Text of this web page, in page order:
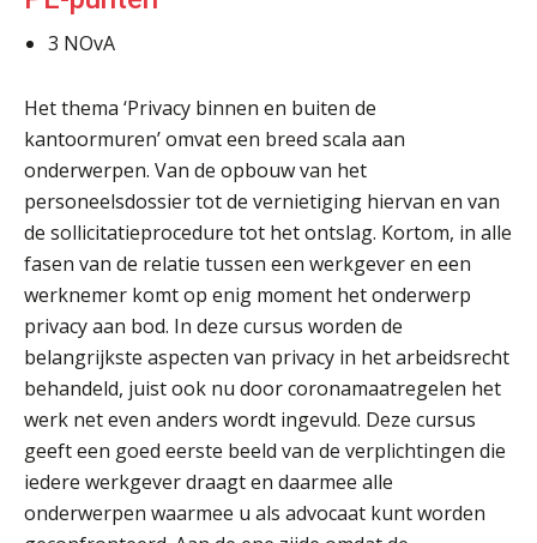
3 NOvA
Het thema ‘Privacy binnen en buiten de
kantoormuren’ omvat een breed scala aan
onderwerpen. Van de opbouw van het
personeelsdossier tot de vernietiging hiervan en van
de sollicitatieprocedure tot het ontslag. Kortom, in alle
fasen van de relatie tussen een werkgever en een
werknemer komt op enig moment het onderwerp
privacy aan bod. In deze cursus worden de
belangrijkste aspecten van privacy in het arbeidsrecht
behandeld, juist ook nu door coronamaatregelen het
werk net even anders wordt ingevuld. Deze cursus
geeft een goed eerste beeld van de verplichtingen die
iedere werkgever draagt en daarmee alle
onderwerpen waarmee u als advocaat kunt worden